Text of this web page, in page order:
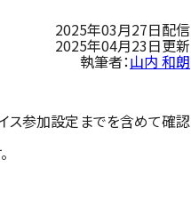
2025年03月27日配信
2025年04月23日更新
執筆者：山内 和朗
ス参加設定までを含めて確認